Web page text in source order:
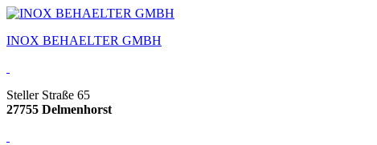
INOX BEHAELTER GMBH
Steller Straße 65
27755 Delmenhorst